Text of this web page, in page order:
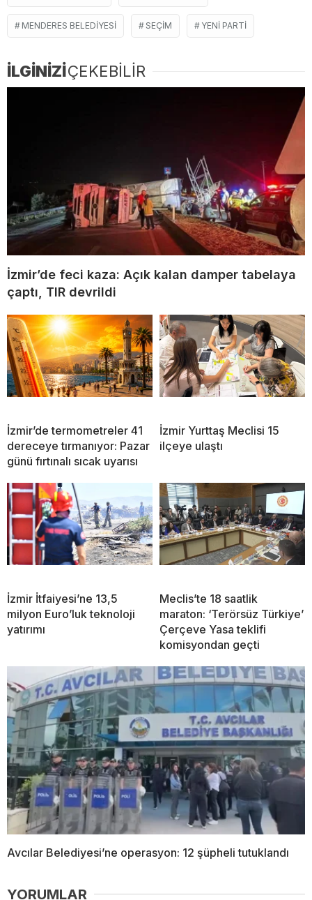
MENDERES BELEDIYESI SEÇIM YENI PARTI
İLGİNİZİÇEKEBİLİR
İzmir’de feci kaza: Açık kalan damper tabelaya
çaptı, TIR devrildi
İzmir’de termometreler 41
dereceye tırmanıyor: Pazar
günü fırtınalı sıcak uyarısı
İzmir Yurttaş Meclisi 15
ilçeye ulaştı
İzmir İtfaiyesi’ne 13,5
milyon Euro’luk teknoloji
yatırımı
Meclis’te 18 saatlik
maraton: ‘Terörsüz Türkiye’
Çerçeve Yasa teklifi
komisyondan geçti
Avcılar Belediyesi’ne operasyon: 12 şüpheli tutuklandı
YORUMLAR